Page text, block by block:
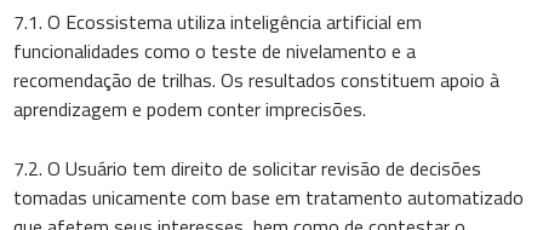
7.1. O Ecossistema utiliza inteligência artificial em
funcionalidades como o teste de nivelamento e a
recomendação de trilhas. Os resultados constituem apoio à
aprendizagem e podem conter imprecisões.
7.2. O Usuário tem direito de solicitar revisão de decisões
tomadas unicamente com base em tratamento automatizado